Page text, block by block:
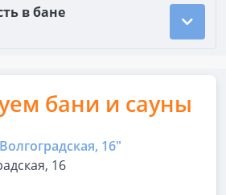
в бане
бани и сауны
16"
16